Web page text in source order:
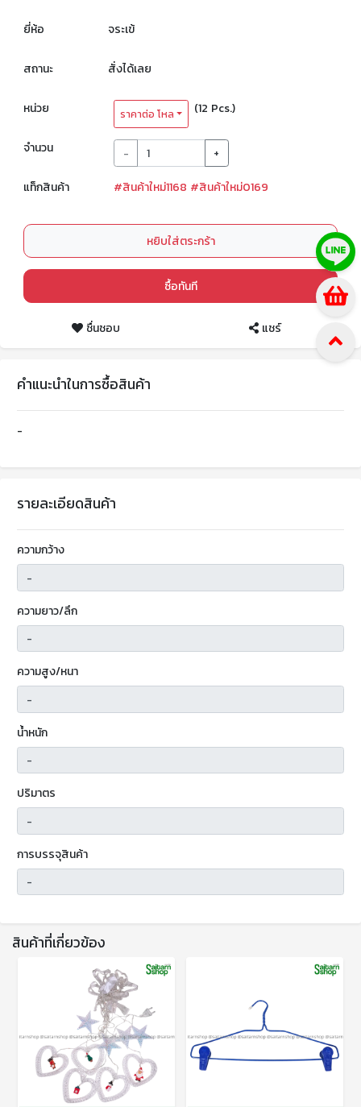
ยี่ห้อ จระเข้
สถานะ สั่งได้เลย
หน่วย ราคาต่อ โหล (12 Pcs.)
จำนวน - +
แท็กสินค้า #สินค้าใหม่1168 #สินค้าใหม่0169
หยิบใส่ตระกร้า
ซื้อทันที
ชื่นชอบ แชร์
คำแนะนำในการซื้อสินค้า
-
รายละเอียดสินค้า
ความกว้าง
ความยาว/ลึก
ความสูง/หนา
น้ำหนัก
ปริมาตร
การบรรจุสินค้า
สินค้าที่เกี่ยวข้อง